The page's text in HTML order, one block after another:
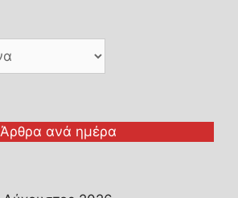
Άρθρα ανά ημέρα